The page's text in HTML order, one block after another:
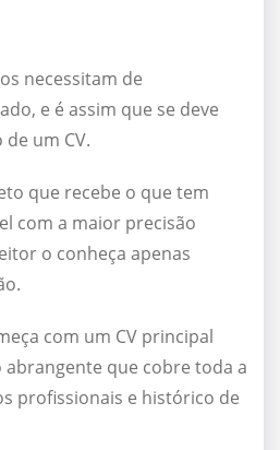
necessitam de
e é assim que se deve
um CV.
que recebe o que tem
com a maior precisão
o conheça apenas
com um CV principal
que cobre toda a
profissionais e histórico de